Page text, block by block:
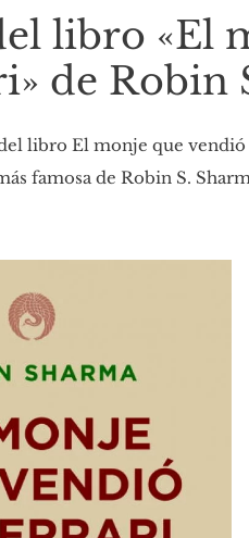
libro «El
de Robin
libro El monje que
famosa de Robin S.